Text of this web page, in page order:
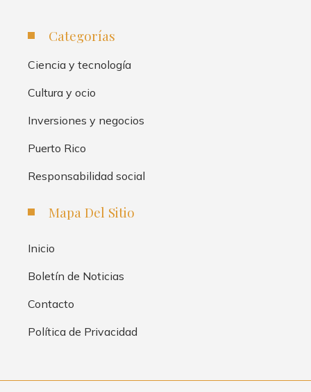
Categorías
Ciencia y tecnología
Cultura y ocio
Inversiones y negocios
Puerto Rico
Responsabilidad social
Mapa Del Sitio
Inicio
Boletín de Noticias
Contacto
Política de Privacidad